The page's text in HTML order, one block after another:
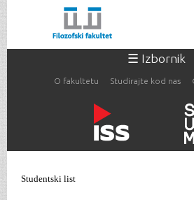
sadržaj
☰ Izbornik
O fakultetu Studirajte kod nas
Studentski list